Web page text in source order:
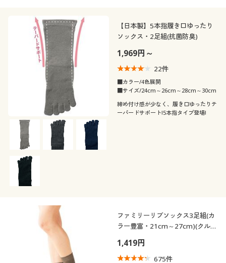
【日本製】5本指履き口ゆったり
ソックス・2足組(抗菌防臭)
1,969円～
22件
■カラー/4色展開
■サイズ/24cm～26cm～28cm～30cm
締め付け感が少なく、履き口ゆったりテ
ーパードサポート!5本指タイプ登場!
ファミリーリブソックス3足組(カ
ラー豊富・21cm～27cm)(クルー
1,419円
675件